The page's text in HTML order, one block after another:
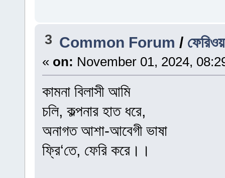
3 Common Forum /
« on: November 01, 2024,
কামনা বিলাসী আমি
চলি, কল্পনার হাত ধরে,
অনাগত আশা-আবেগী ভাষা
ফ্রি‘তে, ফেরি করে।।